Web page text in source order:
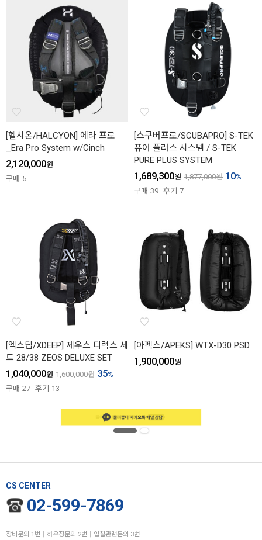
[헬시온/HALCYON] 에라 프로
_Era Pro System w/Cinch
2,120,000원
구매 5
[스쿠버프로/SCUBAPRO] S-TEK
퓨어 플러스 시스템 / S-TEK
PURE PLUS SYSTEM
1,689,300원 1,877,000원 10%
구매 39 후기 7
[엑스딥/XDEEP] 제우스 디럭스 세
트 28/38 ZEOS DELUXE SET
1,040,000원 1,600,000원 35%
구매 27 후기 13
[아펙스/APEKS] WTX-D30 PSD
1,900,000원
CS CENTER
02-599-7869
장비문의 1번│하우징문의 2번│입찰관련문의 3번